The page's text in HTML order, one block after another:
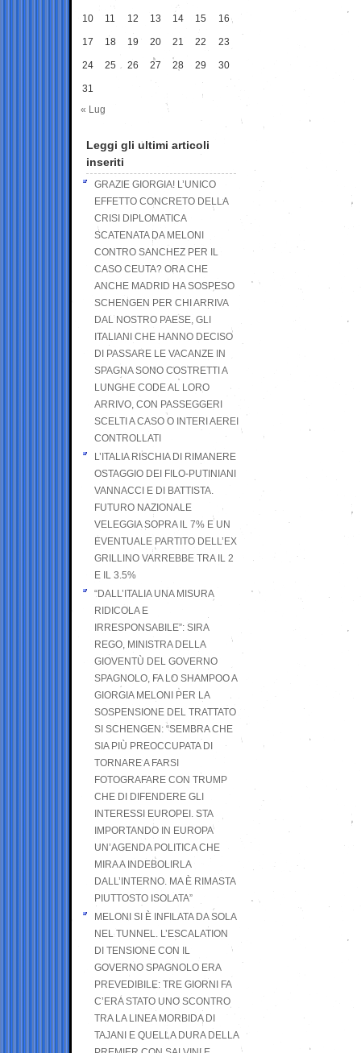
10 11 12 13 14 15 16
17 18 19 20 21 22 23
24 25 26 27 28 29 30
31
« Lug
Leggi gli ultimi articoli
inseriti
GRAZIE GIORGIA! L’UNICO
EFFETTO CONCRETO DELLA
CRISI DIPLOMATICA
SCATENATA DA MELONI
CONTRO SANCHEZ PER IL
CASO CEUTA? ORA CHE
ANCHE MADRID HA SOSPESO
SCHENGEN PER CHI ARRIVA
DAL NOSTRO PAESE, GLI
ITALIANI CHE HANNO DECISO
DI PASSARE LE VACANZE IN
SPAGNA SONO COSTRETTI A
LUNGHE CODE AL LORO
ARRIVO, CON PASSEGGERI
SCELTI A CASO O INTERI AEREI
CONTROLLATI
L’ITALIA RISCHIA DI RIMANERE
OSTAGGIO DEI FILO-PUTINIANI
VANNACCI E DI BATTISTA.
FUTURO NAZIONALE
VELEGGIA SOPRA IL 7% E UN
EVENTUALE PARTITO DELL’EX
GRILLINO VARREBBE TRA IL 2
E IL 3.5%
“DALL’ITALIA UNA MISURA
RIDICOLA E
IRRESPONSABILE”: SIRA
REGO, MINISTRA DELLA
GIOVENTÙ DEL GOVERNO
SPAGNOLO, FA LO SHAMPOO A
GIORGIA MELONI PER LA
SOSPENSIONE DEL TRATTATO
SI SCHENGEN: “SEMBRA CHE
SIA PIÙ PREOCCUPATA DI
TORNARE A FARSI
FOTOGRAFARE CON TRUMP
CHE DI DIFENDERE GLI
INTERESSI EUROPEI. STA
IMPORTANDO IN EUROPA
UN’AGENDA POLITICA CHE
MIRA A INDEBOLIRLA
DALL’INTERNO. MA È RIMASTA
PIUTTOSTO ISOLATA”
MELONI SI È INFILATA DA SOLA
NEL TUNNEL. L’ESCALATION
DI TENSIONE CON IL
GOVERNO SPAGNOLO ERA
PREVEDIBILE: TRE GIORNI FA
C’ERA STATO UNO SCONTRO
TRA LA LINEA MORBIDA DI
TAJANI E QUELLA DURA DELLA